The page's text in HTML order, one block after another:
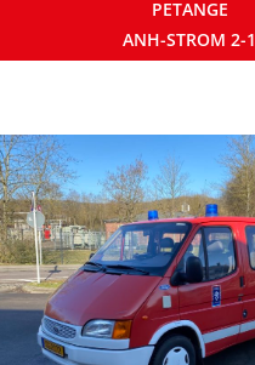
PETANGE
ANH-STROM 2-1